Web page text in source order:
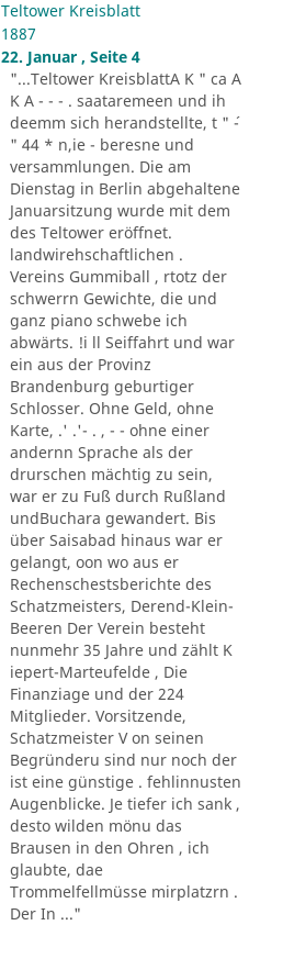
Teltower Kreisblatt
1887
22. Januar , Seite 4
"...Teltower KreisblattA K " ca A
K A - - - . saataremeen und ih
deemm sich herandstellte, t " ´-
" 44 * n,ie - beresne und
versammlungen. Die am
Dienstag in Berlin abgehaltene
Januarsitzung wurde mit dem
des Teltower eröffnet.
landwirehschaftlichen .
Vereins Gummiball , rtotz der
schwerrn Gewichte, die und
ganz piano schwebe ich
abwärts. !i ll Seiffahrt und war
ein aus der Provinz
Brandenburg geburtiger
Schlosser. Ohne Geld, ohne
Karte, .' .'- . , - - ohne einer
andernn Sprache als der
drurschen mächtig zu sein,
war er zu Fuß durch Rußland
undBuchara gewandert. Bis
über Saisabad hinaus war er
gelangt, oon wo aus er
Rechenschestsberichte des
Schatzmeisters, Derend-Klein-
Beeren Der Verein besteht
nunmehr 35 Jahre und zählt K
iepert-Marteufelde , Die
Finanziage und der 224
Mitglieder. Vorsitzende,
Schatzmeister V on seinen
Begründeru sind nur noch der
ist eine günstige . fehlinnusten
Augenblicke. Je tiefer ich sank ,
desto wilden mönu das
Brausen in den Ohren , ich
glaubte, dae
Trommelfellmüsse mirplatzrn .
Der In ..."